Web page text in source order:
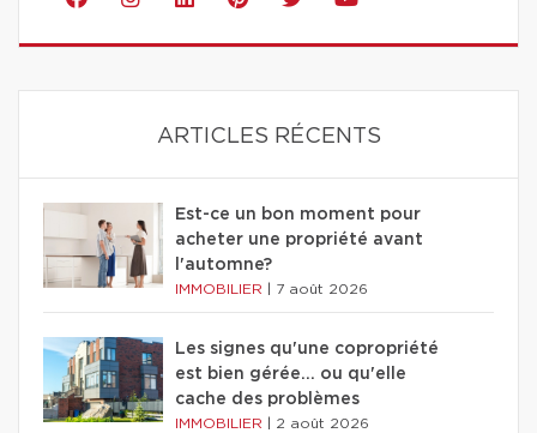
ARTICLES RÉCENTS
Est-ce un bon moment pour
acheter une propriété avant
l'automne?
IMMOBILIER 7 août 2026
Les signes qu'une copropriété
est bien gérée… ou qu'elle
cache des problèmes
IMMOBILIER 2 août 2026